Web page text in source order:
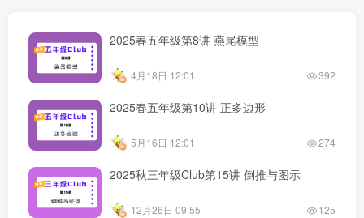
2025春五年级第8讲 燕尾模型
4月18日 12:01 392
2025春五年级第10讲 正多边形
5月16日 12:01 274
2025秋三年级Club第15讲 倒推与图示
12月26日 09:55 125